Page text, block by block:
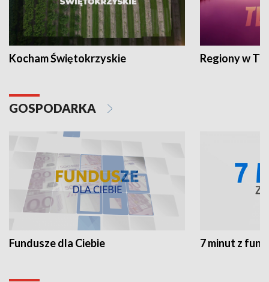
Kocham Świętokrzyskie Regiony w
GOSPODARKA
Fundusze dla Ciebie 7 minut z